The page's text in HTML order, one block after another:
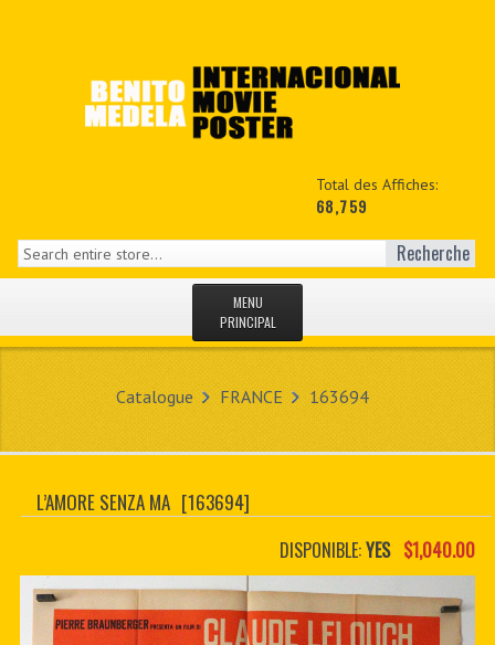
Total des Affiches:
68,759
Recherche
MENU
PRINCIPAL
MON COPTE
CONTACTER
PDF BOOKS
CUSTOM PDF
Catalogue FRANCE 163694
L’AMORE SENZA MA [163694]
DISPONIBLE:YES $1,040.00